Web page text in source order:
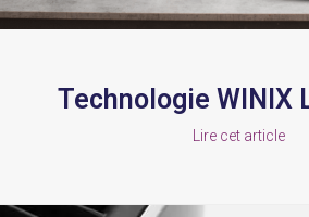
WINIX LightCel™